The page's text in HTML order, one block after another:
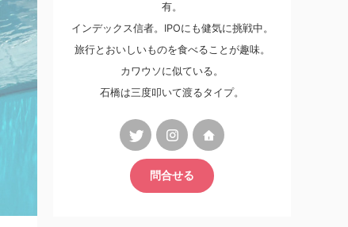
有。
インデックス信者。IPOにも健気に挑戦中。
旅行とおいしいものを食べることが趣味。
カワウソに似ている。
石橋は三度叩いて渡るタイプ。
問合せる